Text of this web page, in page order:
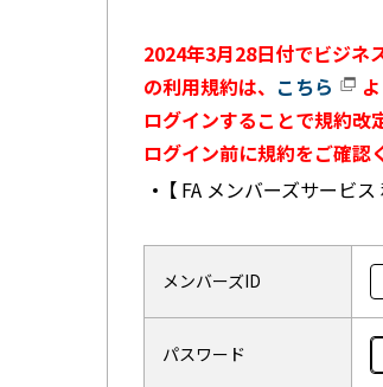
2024年3月28日付でビジネ
の利用規約は、 こちら
ログインすることで規約改
ログイン前に規約をご確認
【 FA メンバーズサービ
メンバーズID
パスワード